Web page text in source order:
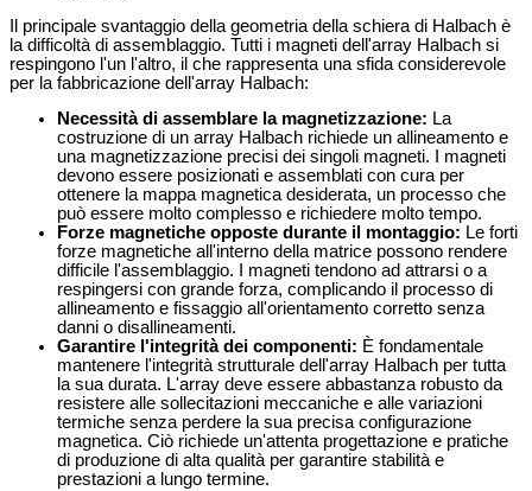
Il principale svantaggio della geometria della schiera di Halbach è
la difficoltà di assemblaggio. Tutti i magneti dell'array Halbach si
respingono l'un l'altro, il che rappresenta una sfida considerevole
per la fabbricazione dell'array Halbach:
Necessità di assemblare la magnetizzazione: La
costruzione di un array Halbach richiede un allineamento e
una magnetizzazione precisi dei singoli magneti. I magneti
devono essere posizionati e assemblati con cura per
ottenere la mappa magnetica desiderata, un processo che
può essere molto complesso e richiedere molto tempo.
Forze magnetiche opposte durante il montaggio: Le forti
forze magnetiche all'interno della matrice possono rendere
difficile l'assemblaggio. I magneti tendono ad attrarsi o a
respingersi con grande forza, complicando il processo di
allineamento e fissaggio all'orientamento corretto senza
danni o disallineamenti.
Garantire l'integrità dei componenti: È fondamentale
mantenere l'integrità strutturale dell'array Halbach per tutta
la sua durata. L'array deve essere abbastanza robusto da
resistere alle sollecitazioni meccaniche e alle variazioni
termiche senza perdere la sua precisa configurazione
magnetica. Ciò richiede un'attenta progettazione e pratiche
di produzione di alta qualità per garantire stabilità e
prestazioni a lungo termine.